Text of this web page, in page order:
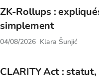
ZK-Rollups :
simplement
04/08/2026 Klara Šunjić
CLARITY Act :